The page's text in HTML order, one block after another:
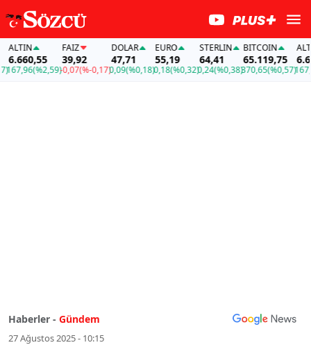
(%2,59)
FAİZ
39,92
-0,07(%-0,17)
DOLAR
47,71
0,09(%0,18)
EURO
55,19
0,18(%0,32)
STERLIN
64,41
0,24(%0,38)
BITCOIN
65.119,75
370,65(%0,57)
ALTIN
167,96
Haberler - Gündem
27 Ağustos 2025 - 10:15